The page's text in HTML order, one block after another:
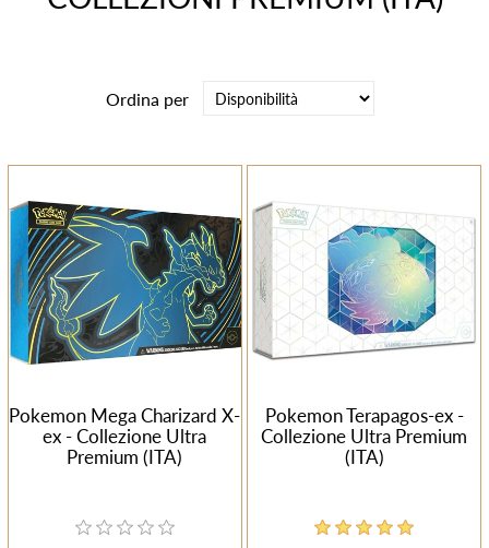
Ordina per
Pokemon Mega Charizard X-
ex - Collezione Ultra
Premium (ITA)
Pokemon Terapagos-ex -
Collezione Ultra Premium
(ITA)